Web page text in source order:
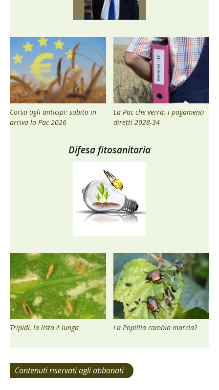
Corsa agli anticipi: subito in
arrivo la Pac 2026
La Pac che verrà: i pagamenti
diretti 2028-34
Difesa fitosanitaria
Tripidi, la lista è lunga La Popillia cambia marcia?
Contenuti riservati agli abbonati